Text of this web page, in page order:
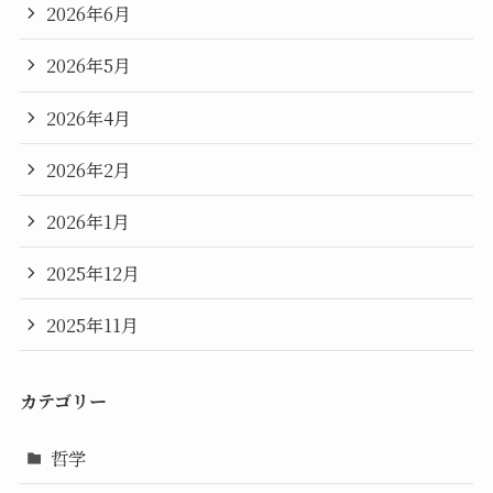
2026年6月
2026年5月
2026年4月
2026年2月
2026年1月
2025年12月
2025年11月
カテゴリー
哲学